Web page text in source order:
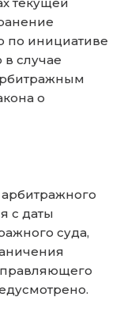
текущей
по инициативе
случае
о
с даты
суда,